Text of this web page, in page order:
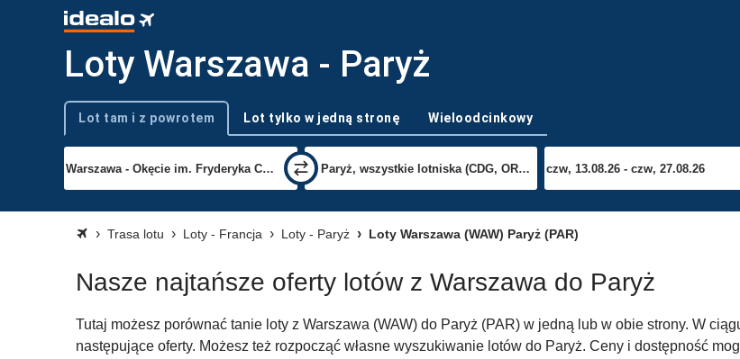
Loty Warszawa - Paryż
Typ podróży
Lot tam i z powrotem Lot tylko w jedną stronę Wieloodcinkowy
Trasa lotu Loty - Francja Loty - Paryż Loty Warszawa (WAW) Paryż (PAR)
Nasze najtańsze oferty lotów z Warszawa do Paryż
Tutaj możesz porównać tanie loty z Warszawa (WAW) do Paryż (PAR) w jedną lub w obie strony. W
następujące oferty. Możesz też rozpocząć własne wyszukiwanie lotów do Paryż. Ceny i dostępność